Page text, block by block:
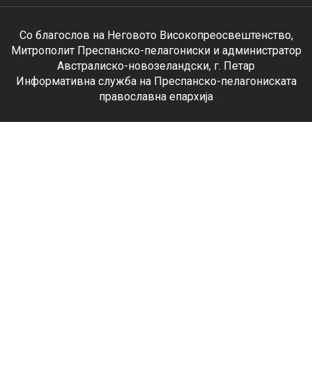
Со благослов на Неговото Високопреосвештенство,
Митрополит Преспанско-пелагониски и администратор
Австралиско-новозеландски, г. Петар
Информативна служба на Преспанско-пелагониската
православна епархија